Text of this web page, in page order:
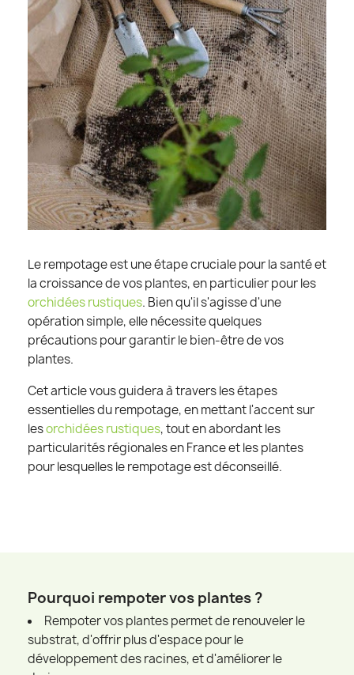
Le rempotage est une étape cruciale pour la santé et
la croissance de vos plantes, en particulier pour les
orchidées rustiques. Bien qu'il s'agisse d'une
opération simple, elle nécessite quelques
précautions pour garantir le bien-être de vos
plantes.
Cet article vous guidera à travers les étapes
essentielles du rempotage, en mettant l'accent sur
lesorchidées rustiques, tout en abordant les
particularités régionales en France et les plantes
pour lesquelles le rempotage est déconseillé.
Pourquoi rempoter vos plantes ?
Rempoter vos plantes permet de renouveler le
substrat, d'offrir plus d'espace pour le
développement des racines, et d'améliorer le